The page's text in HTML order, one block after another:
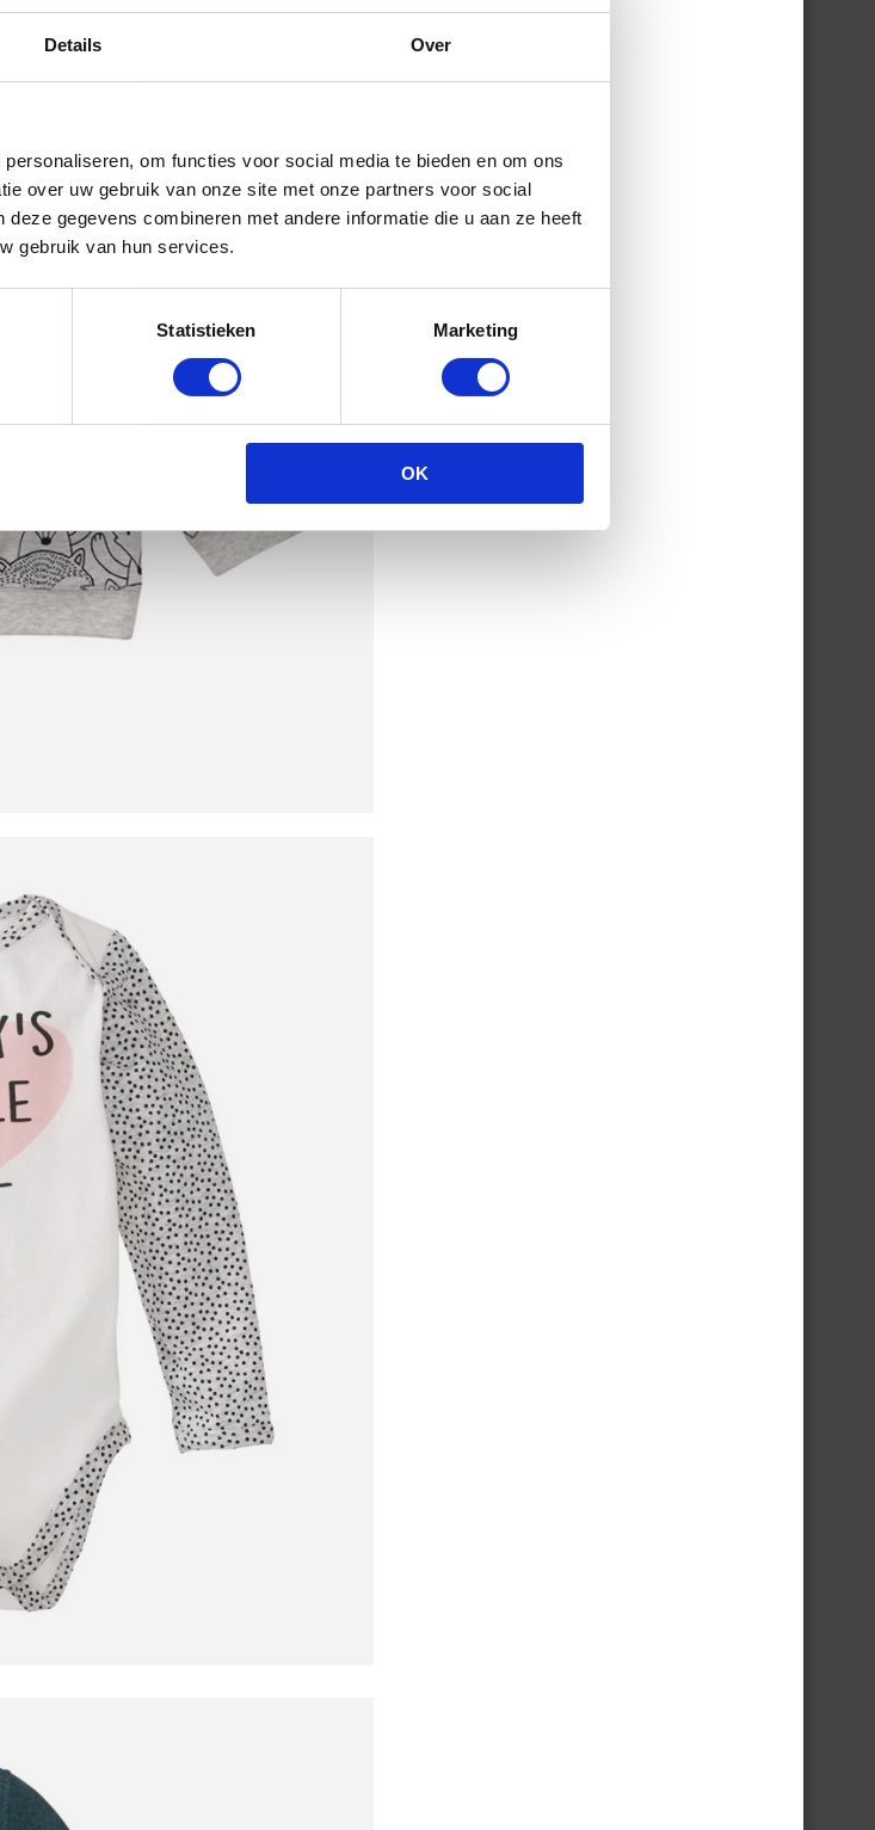
Details Over
om functies voor social media te bieden en om ons
over uw gebruik van onze site met onze partners voor social
gegevens combineren met andere informatie die u aan ze heeft
gebruik van hun services.
Statistieken Marketing
OK